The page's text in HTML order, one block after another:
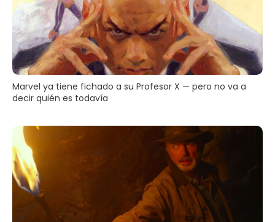
Marvel ya tiene fichado a su Profesor X — pero no va a
decir quién es todavía